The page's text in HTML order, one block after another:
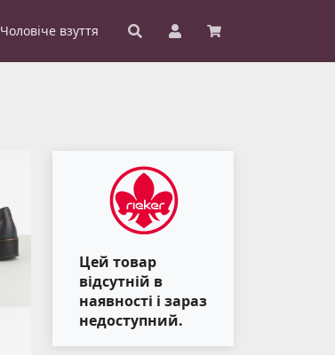
Чоловіче взуття
Цей товар
відсутній в
наявності і зараз
недоступний.